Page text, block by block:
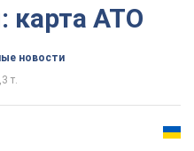
карта АТО
новости
т.